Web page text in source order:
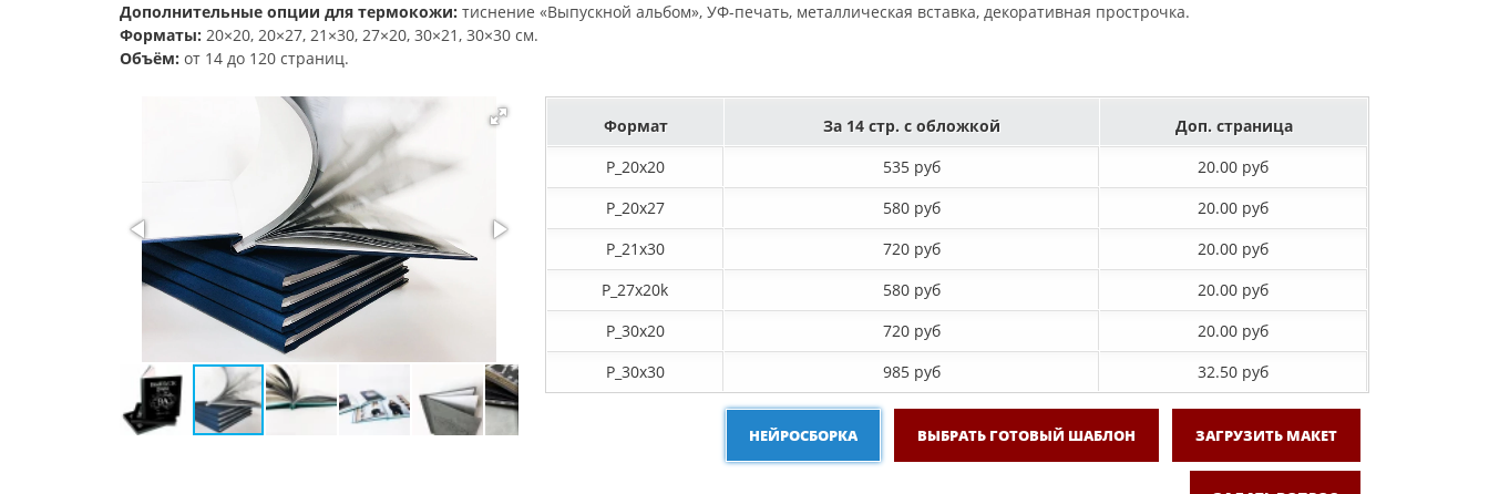
Дополнительные опции для термокожи: тиснение «Выпускной альбом», УФ-печать, металлическая вставка, декоративная прострочка.
Форматы: 20×20, 20×27, 21×30, 27×20, 30×21, 30×30 см.
Объём: от 14 до 120 страниц.
Формат За 14 стр. с обложкой
Доп. страница
P_20х20
535 руб
20.00 руб
P_20х27
580 руб
20.00 руб
P_21х30
720 руб
20.00 руб
P_27х20k
580 руб
20.00 руб
P_30х20
720 руб
20.00 руб
P_30х30
985 руб 32.50 руб
НЕЙРОСБОРКА ВЫБРАТЬ ГОТОВЫЙ ШАБЛОН ЗАГРУЗИТЬ МАКЕТ